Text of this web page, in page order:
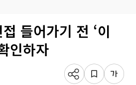
들어가기 전 ‘이
인하자